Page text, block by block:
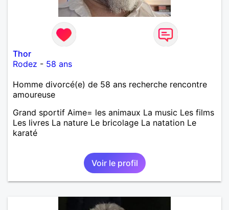
Thor
Rodez - 58 ans
Homme divorcé(e) de 58 ans recherche rencontre
amoureuse
Grand sportif Aime= les animaux La music Les films
Les livres La nature Le bricolage La natation Le
karaté
Voir le profil